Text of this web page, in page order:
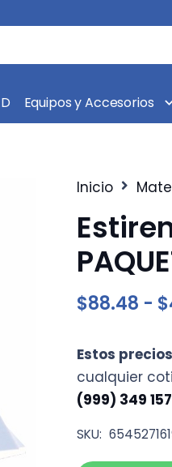
Equipos y Accesorios
Inicio
$88.48 - $
Estos
cualquier
(999) 349
SKU: